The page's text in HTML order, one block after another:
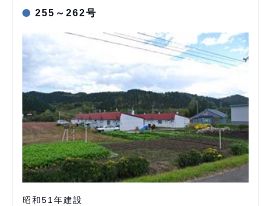
255～262号
昭和51年建設